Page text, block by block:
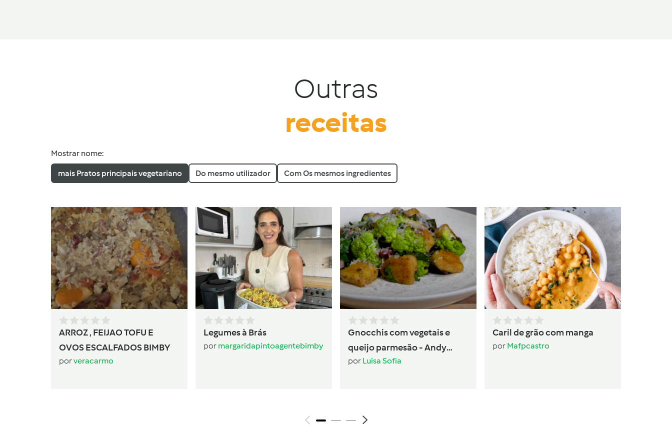
Outras
receitas
Mostrar nome:
mais Pratos principais vegetariano Do mesmo utilizador Com Os mesmos ingredientes
ARROZ , FEIJAO TOFU E
OVOS ESCALFADOS BIMBY
porveracarmo
Legumes à Brás
por margaridapintoagentebimby
Gnocchis com vegetais e
queijo parmesão - Andy
Cooks
por Luisa Sofia
Caril de grão com manga
por Mafpcastro